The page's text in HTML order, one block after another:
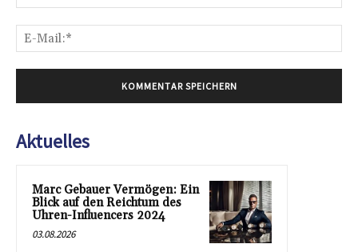
Aktuelles
Marc Gebauer Vermögen: Ein
Blick auf den Reichtum des
Uhren-Influencers 2024
03.08.2026